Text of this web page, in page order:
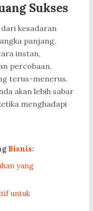
Sukses
kesadaran
panjang.
instan,
percobaan,
terus-menerus.
akan lebih sabar
menghadapi
Bisnis:
yang
untuk